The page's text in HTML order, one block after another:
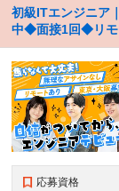
初級ITエンジニア
中◆面接1回◆リモ
応募資格